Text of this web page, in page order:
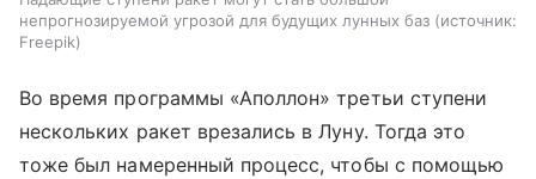
непрогнозируемой угрозой для будущих лунных баз
источник:
Freepik
Во время программы «Аполлон» третьи ступени
нескольких ракет врезались в Луну. Тогда это
тоже был намеренный процесс, чтобы с помощью